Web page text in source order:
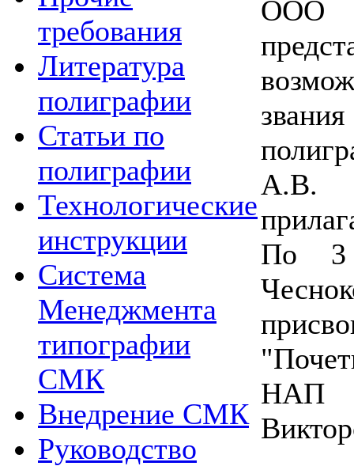
требования
Литература
полиграфии
Статьи по
полиграфии
Технологические
инструкции
Система
Менеджмента
типографии
СМК
Внедрение СМК
Руководство
ООО
А.В.
По 3
НАП